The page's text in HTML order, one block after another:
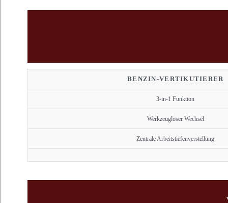
BENZIN-VERTIKUTIERER
3-in-1 Funktion
Werkzeugloser Wechsel
Zentrale Arbeitstiefenverstellung